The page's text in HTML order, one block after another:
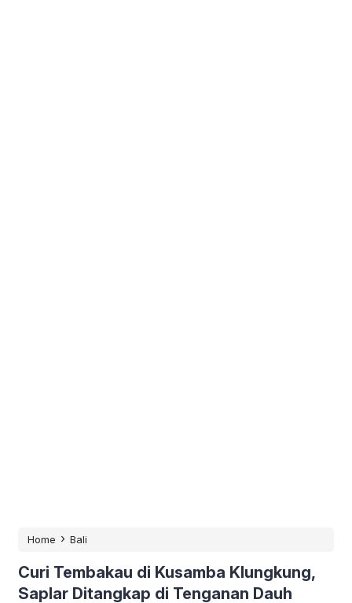
Home › Bali
Curi Tembakau di Kusamba Klungkung,
Saplar Ditangkap di Tenganan Dauh